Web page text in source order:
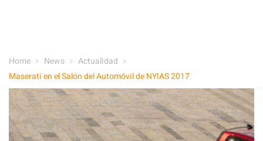
Home News
Actualidad
Maserati en el Salón del Automóvil de NYIAS 2017